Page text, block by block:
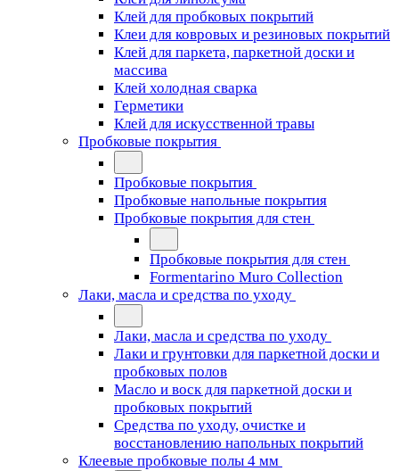
Клей для пробковых покрытий
Клеи для ковровых и резиновых покрытий
Клей для паркета, паркетной доски и
массива
Клей холодная сварка
Герметики
Клей для искусственной травы
Пробковые покрытия
Пробковые покрытия
Пробковые напольные покрытия
Пробковые покрытия для стен
Пробковые покрытия для стен
Formentarino Muro Collection
Лаки, масла и средства по уходу
Лаки, масла и средства по уходу
Лаки и грунтовки для паркетной доски и
пробковых полов
Масло и воск для паркетной доски и
пробковых покрытий
Средства по уходу, очистке и
восстановлению напольных покрытий
Клеевые пробковые полы 4 мм